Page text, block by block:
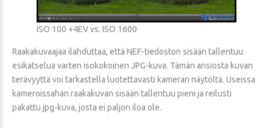
ISO 100 +4EV vs. ISO 1600
Raakakuvaajaa ilahduttaa, että NEF-tiedoston sisään tallentuu
esikatselua varten isokokoinen JPG-kuva. Tämän ansiosta kuvan
terävyyttä voi tarkastella luotettavasti kameran näytöltä. Useissa
kameroissahan raakakuvan sisään tallentuu pieni ja reilusti
pakattu jpg-kuva, josta ei paljon iloa ole.